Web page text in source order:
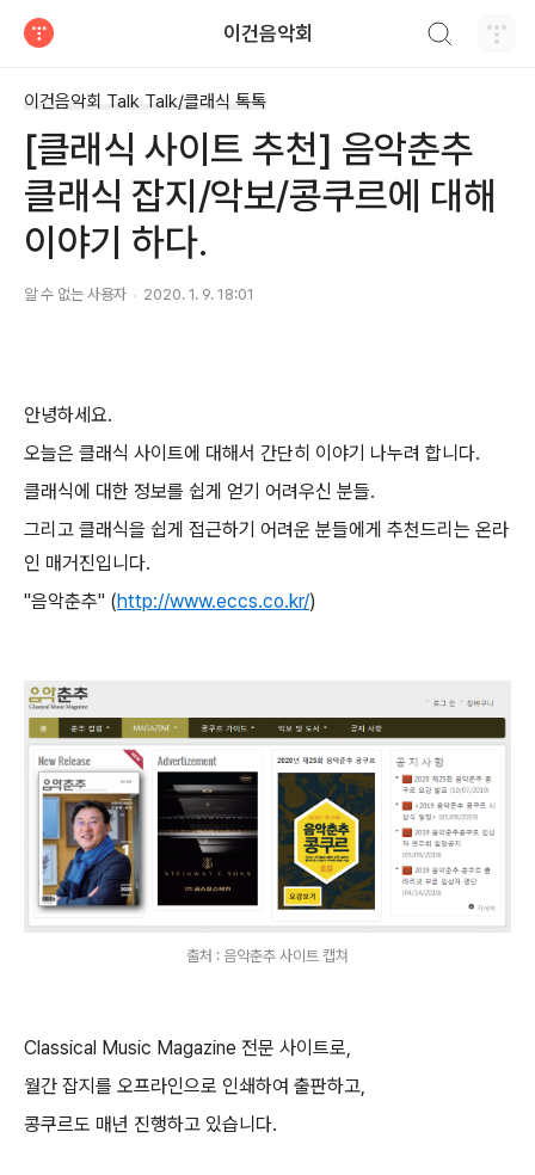
이건음악회
이건음악회 Talk Talk/클래식 톡톡
[클래식 사이트 추천] 음악춘추
클래식 잡지/악보/콩쿠르에 대해
이야기 하다.
알 수 없는 사용자 2020. 1. 9. 18:01
안녕하세요.
오늘은 클래식 사이트에 대해서 간단히 이야기 나누려 합니다.
클래식에 대한 정보를 쉽게 얻기 어려우신 분들.
그리고 클래식을 쉽게 접근하기 어려운 분들에게 추천드리는 온라
인 매거진입니다.
"음악춘추" (http://www.eccs.co.kr/)
출처 : 음악춘추 사이트 캡쳐
Classical Music Magazine 전문 사이트로,
월간 잡지를 오프라인으로 인쇄하여 출판하고,
콩쿠르도 매년 진행하고 있습니다.